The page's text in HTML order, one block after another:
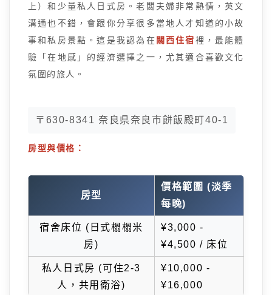
上）和少量私人日式房。老闆夫婦非常熱情，英文
溝通也不錯，會跟你分享很多當地人才知道的小故
事和私房景點。這是我認為在關西住宿裡，最能體
驗「在地感」的經濟選擇之一，尤其適合喜歡文化
氛圍的旅人。
〒630-8341 奈良県奈良市餅飯殿町40-1
房型與價格：
房型
價格範圍 (淡季
每晚)
宿舍床位 (日式榻榻米
房)
¥3,000 -
¥4,500 / 床位
私人日式房 (可住2-3
人，共用衛浴)
¥10,000 -
¥16,000